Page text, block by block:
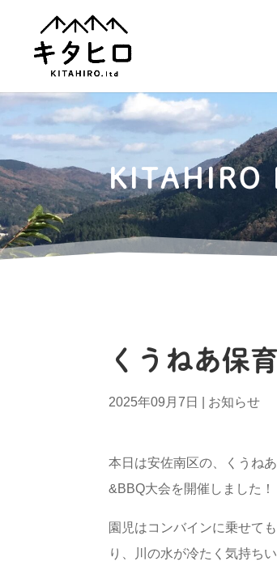
KITAHIRO
くうねあ保
2025年09月7日 お知らせ
本日は安佐南区の、くうね
&BBQ大会を開催しました！
園児はコンバインに乗せて
り、川の水が冷たく気持ち